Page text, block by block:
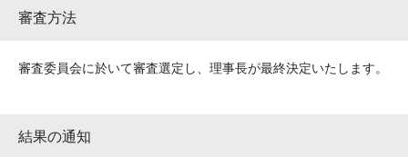
審査方法
審査委員会に於いて審査選定し、理事長が最終決定いたします。
結果の通知